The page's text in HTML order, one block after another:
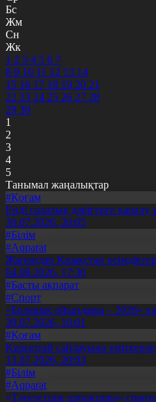
Бс
Жм
Сн
Жк
1 2 3 4 5 6 7
8 9 10 11 12 13 14
15 16 17 18 19 20 21
22 23 24 25 26 27 28
29 30
1
2
3
4
5
Танымал жаңалықтар
#Қоғам
Енді салалық дәрігерге
30.07.2026, 20:05
#Білім
#Aqparat
Жапондар Қазақстан
04.08.2026, 17:30
#Басты ақпарат
#Спорт
«Болашақ ойындары – 2026»
30.07.2026, 10:01
#Қоғам
Құрылтай сайлауына
13.07.2026, 20:03
#Білім
#Aqparat
«Тәуелсіздік ұрпақтары»